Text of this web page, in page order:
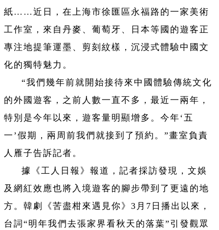
紙……近日，在上海市徐匯區永福路的一家美術
工作室，來自丹麥、葡萄牙、日本等國的遊客正
專注地提筆運墨、剪刻紋樣，沉浸式體驗中國文
化的獨特魅力。
“我們幾年前就開始接待來中國體驗傳統文化
的外國遊客，之前人數一直不多，最近一兩年，
特別是今年以來，遊客量明顯增多。今年‘五
一’假期，兩周前我們就接到了預約。”畫室負責
人雁子告訴記者。
據《工人日報》報道，記者採訪發現，文娛
及網紅效應也將入境遊客的腳步帶到了更遠的地
方。韓劇《苦盡柑來遇見你》3月7日播出以來，
台詞“明年我們去張家界看秋天的落葉”引發觀眾